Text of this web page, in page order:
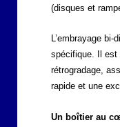
(disques et
L’embrayage
spécifique. Il est
rétrogradage,
rapide et une
Un boîtier au